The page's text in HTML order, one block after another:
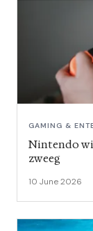
GAMING &
Nintendo
zweeg
10 June 2026